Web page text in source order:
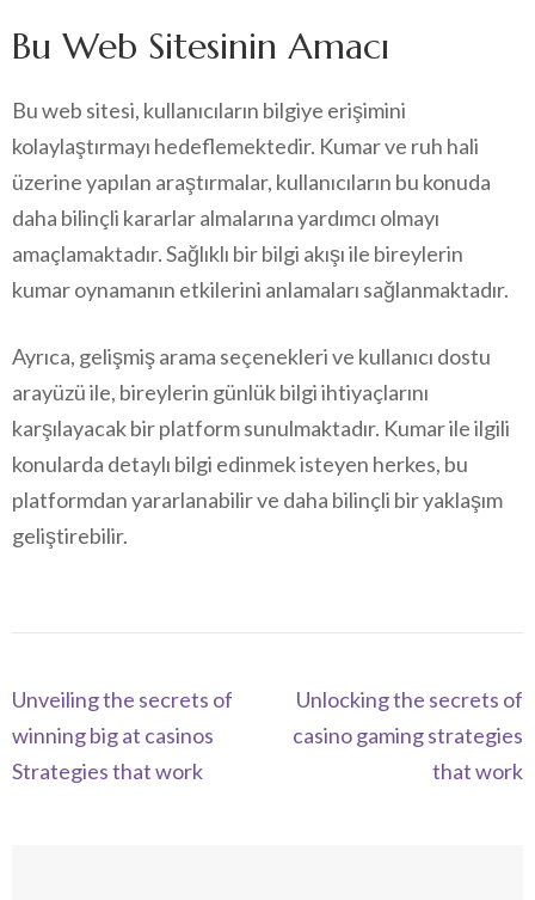
Bu Web Sitesinin Amacı
Bu web sitesi, kullanıcıların bilgiye erişimini
kolaylaştırmayı hedeflemektedir. Kumar ve ruh hali
üzerine yapılan araştırmalar, kullanıcıların bu konuda
daha bilinçli kararlar almalarına yardımcı olmayı
amaçlamaktadır. Sağlıklı bir bilgi akışı ile bireylerin
kumar oynamanın etkilerini anlamaları sağlanmaktadır.
Ayrıca, gelişmiş arama seçenekleri ve kullanıcı dostu
arayüzü ile, bireylerin günlük bilgi ihtiyaçlarını
karşılayacak bir platform sunulmaktadır. Kumar ile ilgili
konularda detaylı bilgi edinmek isteyen herkes, bu
platformdan yararlanabilir ve daha bilinçli bir yaklaşım
geliştirebilir.
Navegación
de
entradas
Unveiling the secrets of
winning big at casinos
Strategies that work
Unlocking the secrets of
casino gaming strategies
that work